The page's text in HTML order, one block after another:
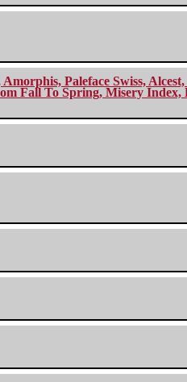
Paleface Swiss,
Fall To Spring, Misery Index,